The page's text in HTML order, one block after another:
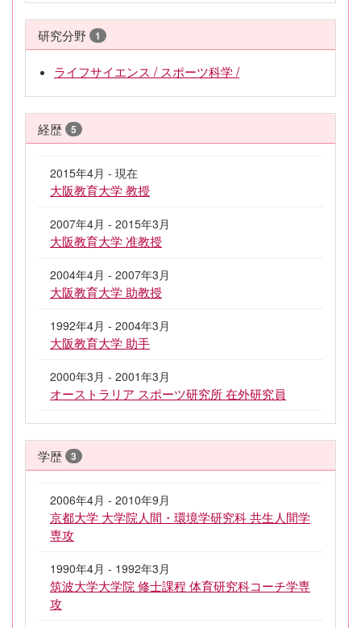
研究分野 1
ライフサイエンス / スポーツ科学 /
経歴 5
2015年4月 - 現在
大阪教育大学 教授
2007年4月 - 2015年3月
大阪教育大学 准教授
2004年4月 - 2007年3月
大阪教育大学 助教授
1992年4月 - 2004年3月
大阪教育大学 助手
2000年3月 - 2001年3月
オーストラリア スポーツ研究所 在外研究員
学歴 3
2006年4月 - 2010年9月
京都大学 大学院人間・環境学研究科 共生人間学
専攻
1990年4月 - 1992年3月
筑波大学大学院 修士課程 体育研究科コーチ学専
攻